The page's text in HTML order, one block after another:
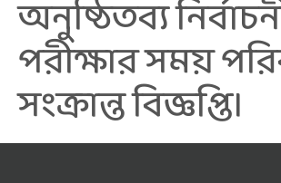
অনুষ্ঠিতব্য
পরীক্ষার সময়
সংক্রান্ত বিজ্ঞপ্তি।